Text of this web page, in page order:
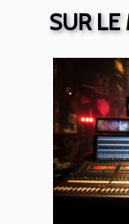
SUR LE